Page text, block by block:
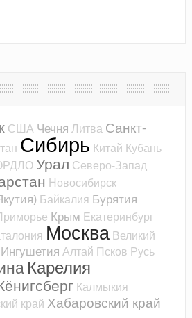
США Чечня Литва Санкт-
Сибирь Китай Кубань
Урал Северо-Запад
Новосибирск
Байкалия Бурятия
Крым Екатеринбург
Москва Великий
Ингушетия Алтай Псков Русь
Карелия
Калмыкия
край Хабаровский край